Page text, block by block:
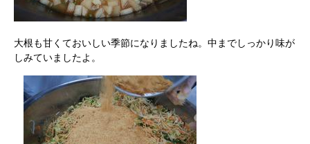
大根も甘くておいしい季節になりましたね。中までしっかり味が
しみていましたよ。